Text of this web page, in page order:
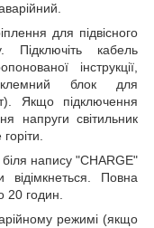
для підвісного
кабель
інструкції,
клемний блок для
Якщо підключення
напруги світильник
напису "CHARGE"
Повна
20 годин.
режимі (якщо